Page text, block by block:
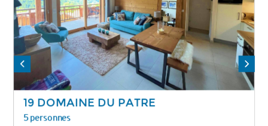
19 DOMAINE DU PATRE
5 personnes